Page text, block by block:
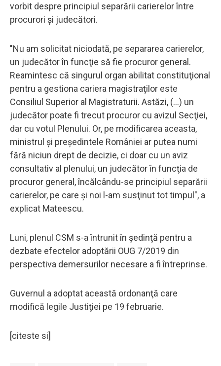
vorbit despre principiul separării carierelor între
procurori şi judecători.
"Nu am solicitat niciodată, pe separarea carierelor,
un judecător în funcţie să fie procuror general.
Reamintesc că singurul organ abilitat constituţional
pentru a gestiona cariera magistraţilor este
Consiliul Superior al Magistraturii. Astăzi, (...) un
judecător poate fi trecut procuror cu avizul Secţiei,
dar cu votul Plenului. Or, pe modificarea aceasta,
ministrul şi preşedintele României ar putea numi
fără niciun drept de decizie, ci doar cu un aviz
consultativ al plenului, un judecător în funcţia de
procuror general, încălcându-se principiul separării
carierelor, pe care şi noi l-am susţinut tot timpul", a
explicat Mateescu.
Luni, plenul CSM s-a întrunit în şedinţă pentru a
dezbate efectelor adoptării OUG 7/2019 din
perspectiva demersurilor necesare a fi întreprinse.
Guvernul a adoptat această ordonanţă care
modifică legile Justiţiei pe 19 februarie.
[citeste si]